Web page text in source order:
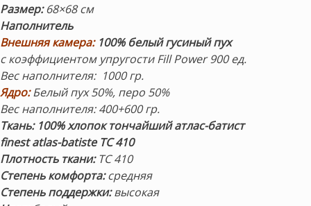
Размер:68×68 см
Наполнитель
Внешняя камера: 100% белый гусиный пух
с коэффициентом упругостиFill Power 900 ед.
Вес наполнителя: 1000 гр.
Ядро: Белый пух 50%, перо 50%
Вес наполнителя: 400+600 гр.
Ткань: 100% хлопок тончайший атлас-батист
finest atlas-batiste ТС 410
Плотность ткани:TC 410
Степень комфорта:средняя
Степень поддержки:высокая